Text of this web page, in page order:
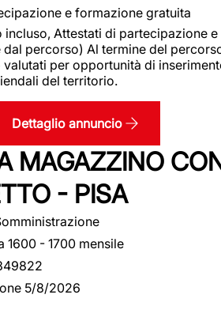
e formazione gratuita
incluso, Attestati di partecipazione e
percorso) Al termine del
per opportunità di
del territorio.
Dettaglio annuncio
MAGAZZINO
- PISA
1600 - 1700 mensile
5/8/2026